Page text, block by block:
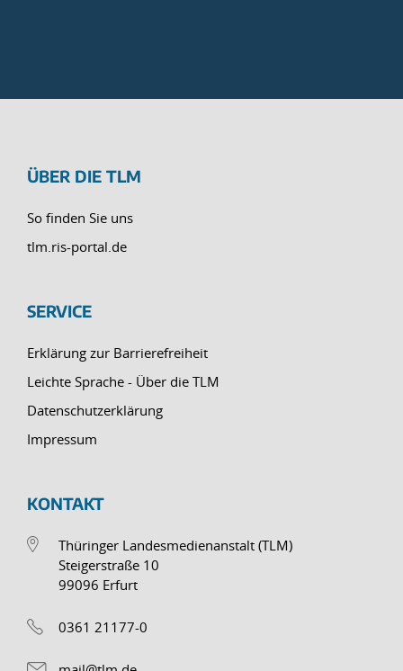
ÜBER DIE TLM
So finden Sie uns
tlm.ris-portal.de
SERVICE
Erklärung zur Barrierefreiheit
Leichte Sprache - Über die TLM
Datenschutzerklärung
Impressum
KONTAKT
Thüringer Landesmedienanstalt (TLM)
Steigerstraße 10
99096 Erfurt
0361 21177-0